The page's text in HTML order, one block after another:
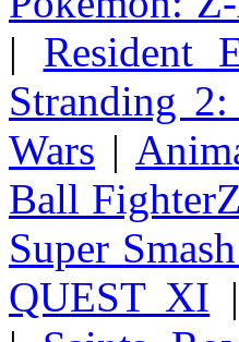
| Resident
Stranding
Wars |
Ball FighterZ
Super
QUEST XI |